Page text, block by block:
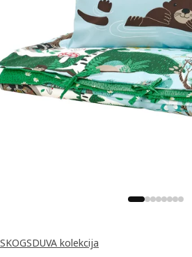
SKOGSDUVA kolekcija